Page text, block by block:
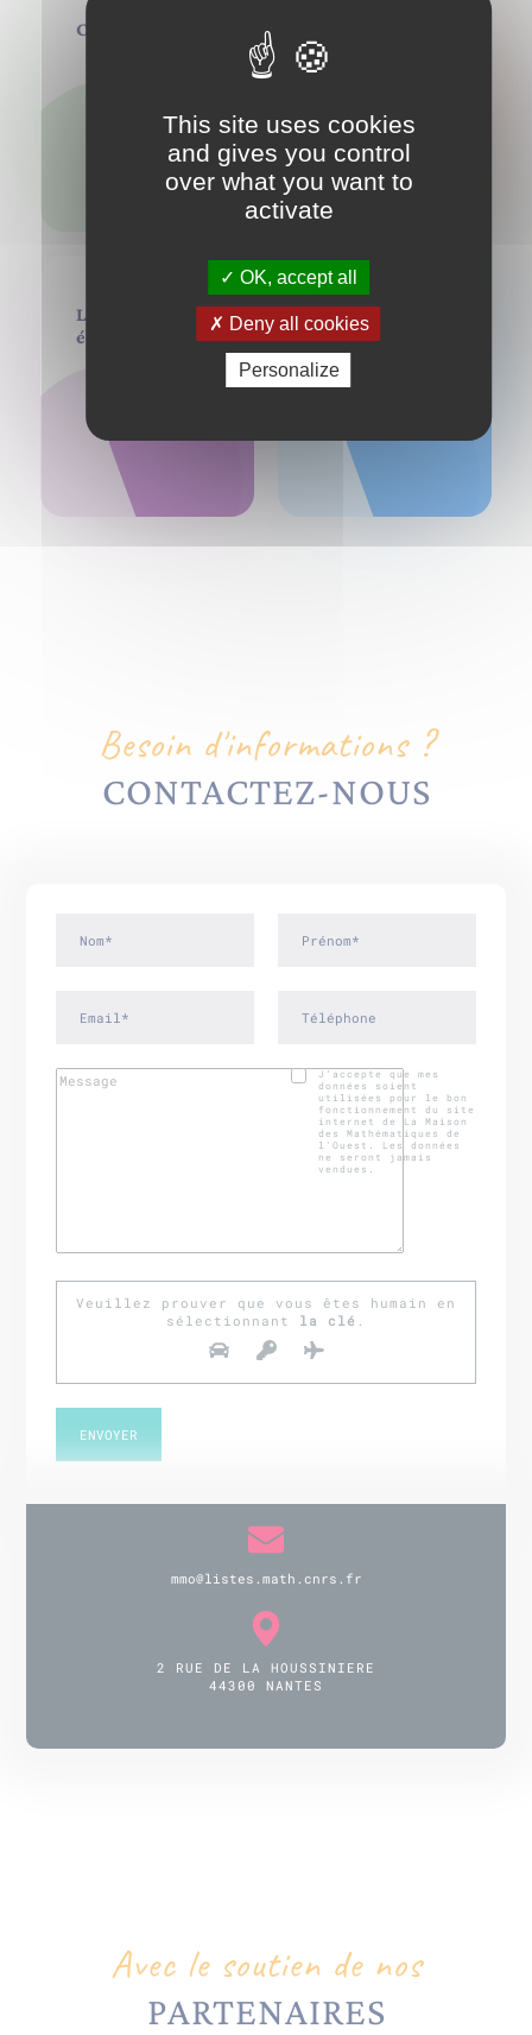
Créer
Lire, voir &
écouter
Ressources
Besoin d'informations ?
CONTACTEZ-NOUS
J’accepte que mes
données soient
utilisées pour le bon
fonctionnement du site
internet de La Maison
des Mathématiques de
l'Ouest. Les données
ne seront jamais
vendues.
Veuillez prouver que vous êtes humain en
sélectionnant
la clé .
mmo@listes.math.cnrs.fr
2 RUE DE LA HOUSSINIERE
44300 NANTES
Avec le soutien de nos
PARTENAIRES
This site uses cookies
and gives you control
over what you want to
activate
OK, accept all
Deny all cookies
Personalize